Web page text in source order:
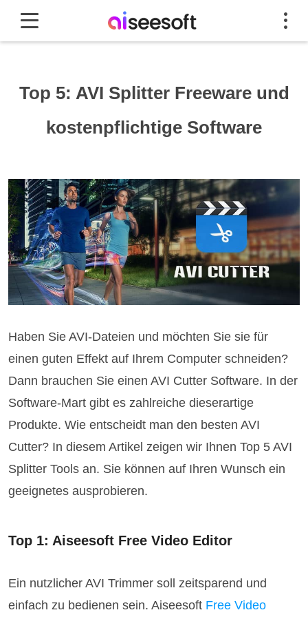
Top 5: AVI Splitter Freeware und
kostenpflichtige Software
Haben Sie AVI-Dateien und möchten Sie sie für
einen guten Effekt auf Ihrem Computer schneiden?
Dann brauchen Sie einen AVI Cutter Software. In der
Software-Mart gibt es zahlreiche dieserartige
Produkte. Wie entscheidt man den besten AVI
Cutter? In diesem Artikel zeigen wir Ihnen Top 5 AVI
Splitter Tools an. Sie können auf Ihren Wunsch ein
geeignetes ausprobieren.
Top 1: Aiseesoft Free Video Editor
Ein nutzlicher AVI Trimmer soll zeitsparend und
einfach zu bedienen sein. Aiseesoft Free Video